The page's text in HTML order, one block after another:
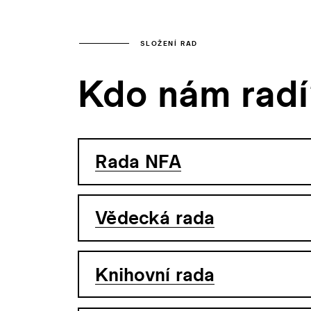
SLOŽENÍ RAD
Kdo nám
Rada NFA
Vědecká rada
Knihovní rada